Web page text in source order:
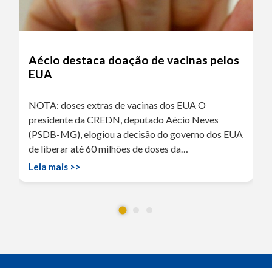
Aécio destaca doação de vacinas pelos
EUA
NOTA: doses extras de vacinas dos EUA O
presidente da CREDN, deputado Aécio Neves
(PSDB-MG), elogiou a decisão do governo dos EUA
de liberar até 60 milhões de doses da…
Leia mais >>